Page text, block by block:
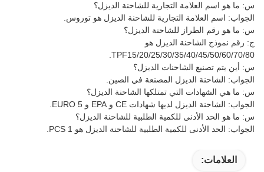
س: ما هو اسم العلامة التجارية للشاحنة الديزل؟
الجواب: اسم العلامة التجارية للشاحنة الديزل هو توروس.
س: ما هو رقم الطراز للشاحنة الديزل؟
ج: رقم نموذج الشاحنة الديزل هو
TPF15/20/25/30/35/40/45/50/60/70/80.
س: أين يتم تصنيع الشاحنات الديزل؟
الجواب: الشاحنة الديزل المصنعة في الصين.
س: ما هي الشهادات التي تمتلكها الشاحنة الديزل؟
الجواب: الشاحنة الديزل لديها شهادات CE و EPA و EURO 5.
س: ما هو الحد الأدنى للكمية الطلبية للشاحنة الديزل؟
الجواب: الحد الأدنى للكمية الطلبية للشاحنة الديزل هو 1 PCS.
العلامات: